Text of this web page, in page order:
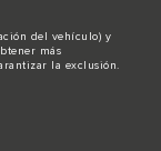
del vehículo) y
más
la exclusión.